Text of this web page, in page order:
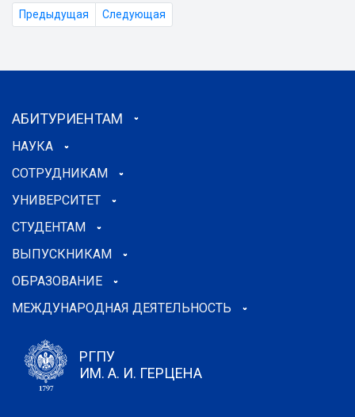
Предыдущая Следующая
АБИТУРИЕНТАМ
НАУКА
СОТРУДНИКАМ
УНИВЕРСИТЕТ
СТУДЕНТАМ
ВЫПУСКНИКАМ
ОБРАЗОВАНИЕ
МЕЖДУНАРОДНАЯ ДЕЯТЕЛЬНОСТЬ
РГПУ
ИМ. А. И. ГЕРЦЕНА